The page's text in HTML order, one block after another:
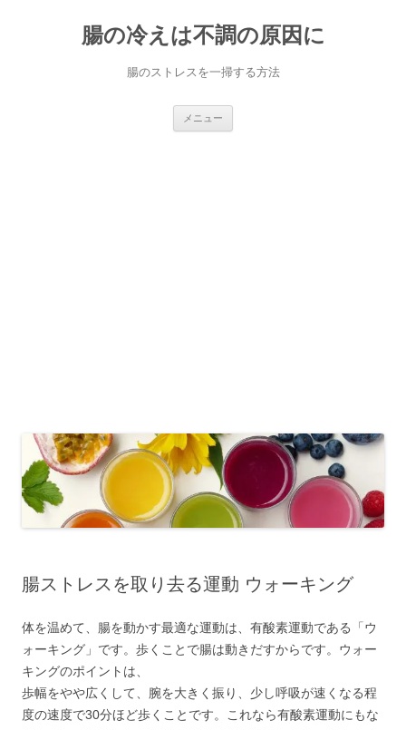
腸の冷えは不調の原因に
腸のストレスを一掃する方法
メニュー
腸ストレスを取り去る運動 ウォーキング
体を温めて、腸を動かす最適な運動は、有酸素運動である「ウ
ォーキング」です。歩くことで腸は動きだすからです。ウォー
キングのポイントは、
歩幅をやや広くして、腕を大きく振り、少し呼吸が速くなる程
度の速度で30分ほど歩くことです。これなら有酸素運動にもな